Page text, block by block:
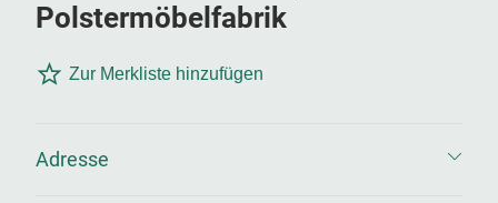
Polstermöbelfabrik
Zur Merkliste hinzufügen
Adresse